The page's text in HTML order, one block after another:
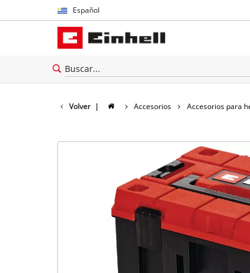
Español
Español
English
Volver | Accesorios Accesorios para